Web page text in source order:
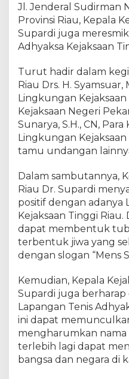
n
T
e
A
d
h
y
a
k
s
K
e
a
k
s
a
a
T
i
n
g
g
i
Jl. Jenderal Sudirman
Provinsi Riau, Kepala
Supardi juga
Adhyaksa Kejaksaan
Turut hadir dalam
Riau Drs. H. Syamsuar,
Lingkungan Kejaksaan
Kejaksaan Negeri
Sunarya, S.H., CN,
Lingkungan Kejaksaan
tamu undangan
Dalam sambutannya,
Riau Dr. Supardi
positif dengan adanya
Kejaksaan Tinggi
dapat membentuk
terbentuk jiwa yang
dengan slogan “Mens
Kemudian, Kepala
Supardi juga berharap
Lapangan Tenis
ini dapat
mengharumkan nama
terlebih lagi dapat
bangsa dan negara di